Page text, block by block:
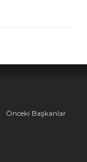
Önceki Başkanlar